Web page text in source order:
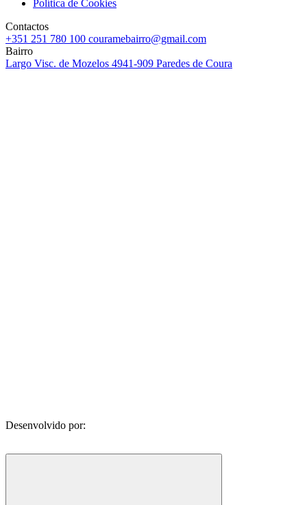
Política de Cookies
Contactos
+351 251 780 100 couramebairro@gmail.com
Bairro
Largo Visc. de Mozelos 4941-909 Paredes de Coura
Desenvolvido por: